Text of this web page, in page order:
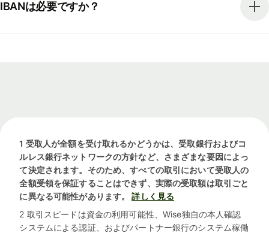
IBANは必要ですか？
1 受取人が全額を受け取れるかどうかは、受取銀行およびコ
ルレス銀行ネットワークの方針など、さまざまな要因によっ
て決定されます。そのため、すべての取引において受取人の
全額受領を保証することはできず、実際の受取額は取引ごと
に異なる可能性があります。
詳しく見る
2 取引スピードは資金の利用可能性、Wise独自の本人確認
システムによる認証、およびパートナー銀行のシステム稼働